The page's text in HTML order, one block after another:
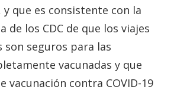
que es consistente con la
de los CDC de que los viajes
son seguros para las
vacunadas y que
vacunación contra COVID-19